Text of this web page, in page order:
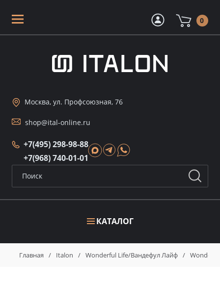
0
КАТАЛОГ
Москва, ул. Профсоюзная, 76
shop@ital-online.ru
+7(495) 298-98-88
+7(968) 740-01-01
Главная / Italon / Wonderful Life/Вандефул Лайф /